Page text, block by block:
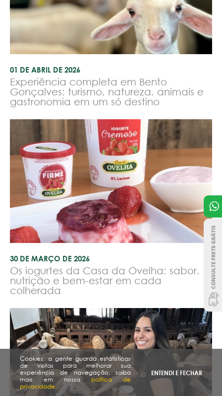
01 DE ABRIL DE 2026
Experiência completa em Bento
Gonçalves: turismo, natureza, animais e
gastronomia em um só destino
30 DE MARÇO DE 2026
Os iogurtes da Casa da Ovelha: sabor,
nutrição e bem-estar em cada
colherada
Cookies: a gente guarda estatísticas
de visitas para melhorar sua
experiência de navegação, saiba
mais em nossa política de
privacidade.
ENTENDI E FECHAR